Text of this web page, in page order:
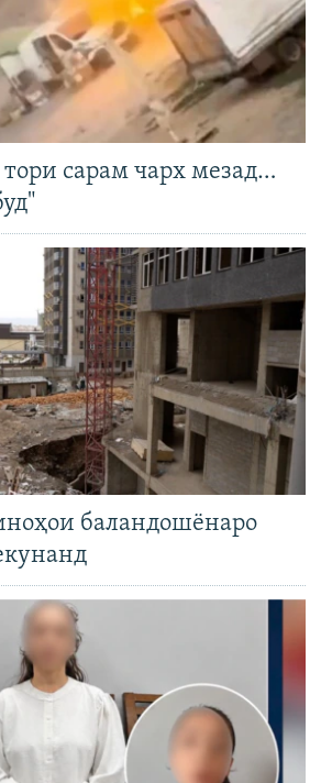
сарам чарх мезад…
баландошёнаро